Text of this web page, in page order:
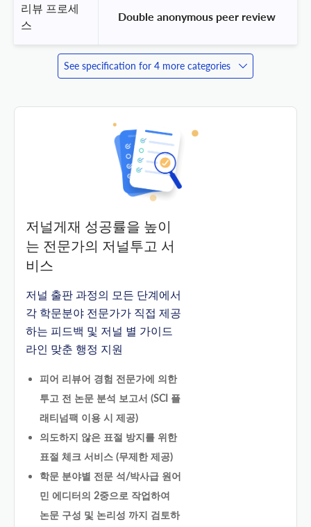
리뷰 프로세
스
Double anonymous peer review
See specification for 4 more categories
저널게재 성공률을 높이
는 전문가의 저널투고 서
비스
저널 출판 과정의 모든 단계에서
각 학문분야 전문가가 직접 제공
하는 피드백 및 저널 별 가이드
라인 맞춘 행정 지원
피어 리뷰어 경험 전문가에 의한
투고 전 논문 분석 보고서 (SCI 플
래티넘팩 이용 시 제공)
의도하지 않은 표절 방지를 위한
표절 체크 서비스 (무제한 제공)
학문 분야별 전문 석/박사급 원어
민 에디터의 2중으로 작업하여
논문 구성 및 논리성 까지 검토하